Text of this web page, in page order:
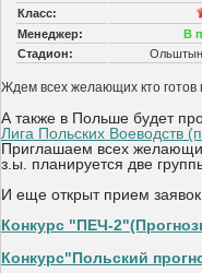
Класс:
Менеджер:
В
Стадион:
Ждем всех желающих кто
А также в Польше будет
Лига Польских Воеводств
Приглашаем всех
з.ы. планируется две
И еще открыт прием
Конкурс "ПЕЧ-
Конкурс"Польский